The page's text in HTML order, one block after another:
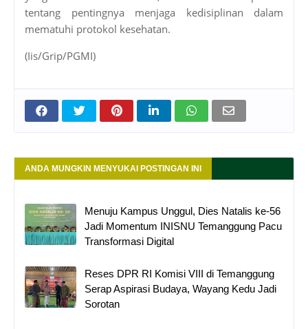
tentang pentingnya menjaga kedisiplinan dalam
mematuhi protokol kesehatan.
(Iis/Grip/PGMI)
ANDA MUNGKIN MENYUKAI POSTINGAN INI
Menuju Kampus Unggul, Dies Natalis ke-56
Jadi Momentum INISNU Temanggung Pacu
Transformasi Digital
Reses DPR RI Komisi VIII di Temanggung
Serap Aspirasi Budaya, Wayang Kedu Jadi
Sorotan